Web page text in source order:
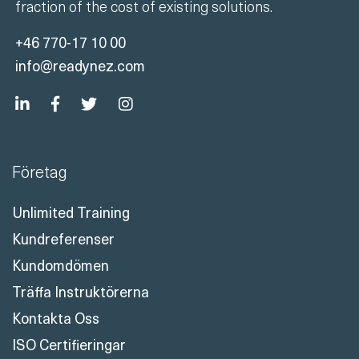
fraction of the cost of existing solutions.
+46 770-17 10 00
info@readynez.com
Företag
Unlimited Training
Kundreferenser
Kundomdömen
Träffa Instruktörerna
Kontakta Oss
ISO Certifieringar